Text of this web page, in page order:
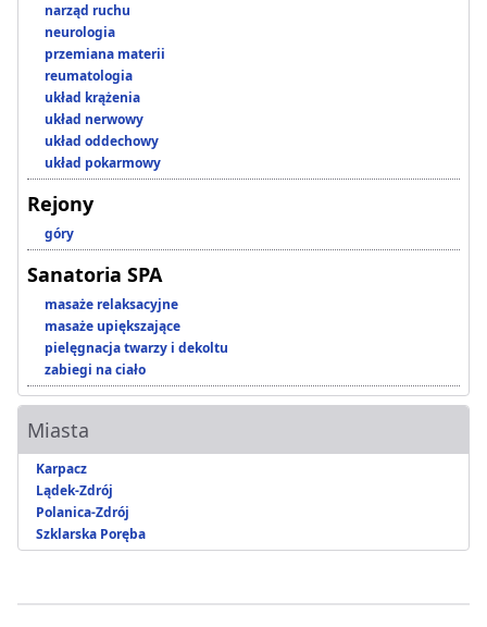
narząd ruchu
neurologia
przemiana materii
reumatologia
układ krążenia
układ nerwowy
układ oddechowy
układ pokarmowy
Rejony
góry
Sanatoria SPA
masaże relaksacyjne
masaże upiększające
pielęgnacja twarzy i dekoltu
zabiegi na ciało
Miasta
Karpacz
Lądek-Zdrój
Polanica-Zdrój
Szklarska Poręba